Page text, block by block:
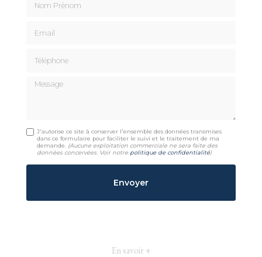
Message
J'autorise ce site à conserver l'ensemble des données transmises
dans ce formulaire pour faciliter le suivi et le traitement de ma
demande. (Aucune exploitation commerciale ne sera faite des
données concervées. Voir notre politique de confidentialité)
En savoir +